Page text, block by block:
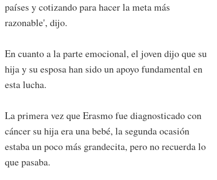
países y cotizando para hacer la meta más
razonable', dijo.
En cuanto a la parte emocional, el joven dijo que su
hija y su esposa han sido un apoyo fundamental en
esta lucha.
La primera vez que Erasmo fue diagnosticado con
cáncer su hija era una bebé, la segunda ocasión
estaba un poco más grandecita, pero no recuerda lo
que pasaba.